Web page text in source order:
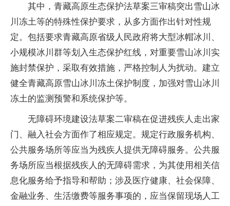
其中，青藏高原生态保护法草案三审稿突出雪山冰
川冻土等的特殊性保护要求，从多方面作出针对性规
定。包括要求青藏高原省级人民政府将大型冰帽冰川、
小规模冰川群等划入生态保护红线，对重要雪山冰川实
施封禁保护，采取有效措施，严格控制人为扰动。建立
健全青藏高原雪山冰川冻土保护制度，加强对雪山冰川
冻土的监测预警和系统保护等。
无障碍环境建设法草案二审稿在促进残疾人走出家
门、融入社会方面作了相应规定。规定行政服务机构、
公共服务场所等应当为残疾人提供无障碍服务。公共服
务场所应当根据残疾人的无障碍需求，为其使用相关信
息化服务给予指导和帮助；涉及医疗健康、社会保障、
金融业务、生活缴费等服务事项的，应当保留现场人工